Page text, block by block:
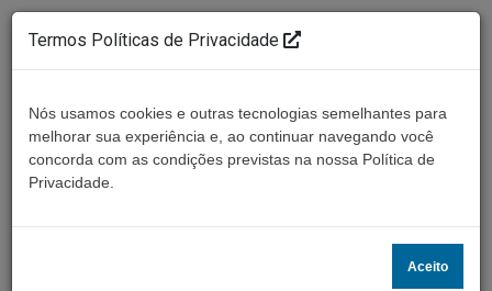
Termos Políticas de Privacidade
Nós usamos cookies e outras tecnologias semelhantes para
melhorar sua experiência e, ao continuar navegando você
concorda com as condições previstas na nossa Política de
Privacidade.
Aceito